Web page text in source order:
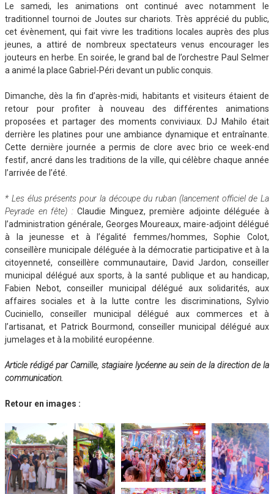
Le samedi, les animations ont continué avec notamment le
traditionnel tournoi de Joutes sur chariots. Très apprécié du public,
cet évènement, qui fait vivre les traditions locales auprès des plus
jeunes, a attiré de nombreux spectateurs venus encourager les
jouteurs en herbe. En soirée, le grand bal de l’orchestre Paul Selmer
a animé la place Gabriel-Péri devant un public conquis.
Dimanche, dès la fin d’après-midi, habitants et visiteurs étaient de
retour pour profiter à nouveau des différentes animations
proposées et partager des moments conviviaux. DJ Mahilo était
derrière les platines pour une ambiance dynamique et entraînante.
Cette dernière journée a permis de clore avec brio ce week-end
festif, ancré dans les traditions de la ville, qui célèbre chaque année
l’arrivée de l’été.
* Les élus présents pour la découpe du ruban (lancement officiel de La
Peyrade en fête) :Claudie Minguez, première adjointe déléguée à
l’administration générale, Georges Moureaux, maire-adjoint délégué
à la jeunesse et à l’égalité femmes/hommes, Sophie Colot,
conseillère municipale déléguée à la démocratie participative et à la
citoyenneté, conseillère communautaire, David Jardon, conseiller
municipal délégué aux sports, à la santé publique et au handicap,
Fabien Nebot, conseiller municipal délégué aux solidarités, aux
affaires sociales et à la lutte contre les discriminations, Sylvio
Cuciniello, conseiller municipal délégué aux commerces et à
l’artisanat, et Patrick Bourmond, conseiller municipal délégué aux
jumelages et à la mobilité européenne.
Article rédigé par Camille, stagiaire lycéenne au sein de la direction de la
communication.
Retour en images :